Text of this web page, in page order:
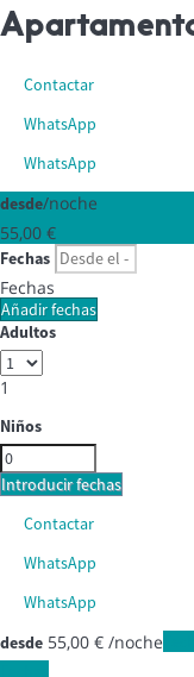
Contactar
WhatsApp
WhatsApp
desde/noche
55,00 €
Fechas
Fechas
Añadir fechas
Adultos
1
Niños
Introducir fechas
Contactar
WhatsApp
WhatsApp
desde 55,00 € /noche